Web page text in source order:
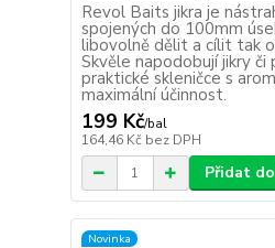
Revol Baits jikra je
spojených do 100mm
libovolně dělit a cílit tak
Skvěle napodobují jikry
praktické skleničce s
maximální účinnost.
199 Kč/bal
164,46 Kč bez DPH
Přidat
Novinka